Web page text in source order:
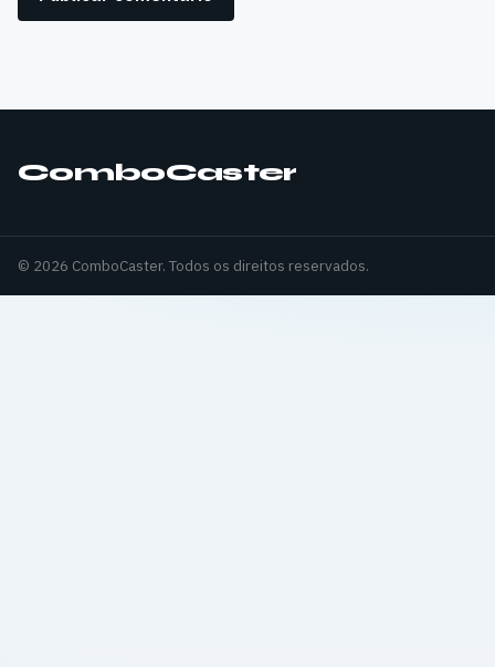
ComboCaster
© 2026 ComboCaster. Todos os direitos reservados.